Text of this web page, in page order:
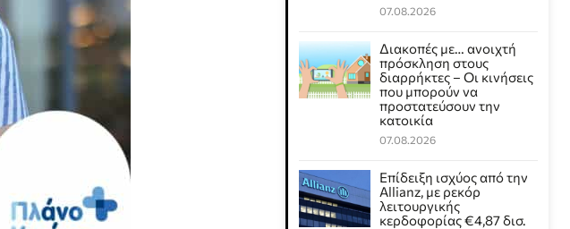
07.08.2026
Διακοπές με… ανοιχτή
πρόσκληση στους
διαρρήκτες – Οι κινήσεις
που μπορούν να
προστατεύσουν την
κατοικία
07.08.2026
Επίδειξη ισχύος από την
Allianz, με ρεκόρ
λειτουργικής
κερδοφορίας €4,87 δισ.